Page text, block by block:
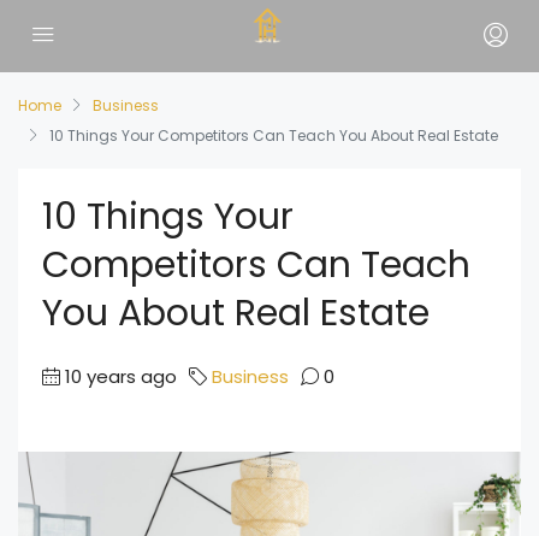
Home
Business
10 Things Your Competitors Can Teach You About Real Estate
10 Things Your
Competitors Can Teach
You About Real Estate
10 years ago Business 0